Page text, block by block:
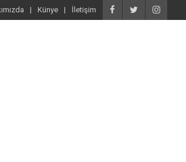
Künye İletişim